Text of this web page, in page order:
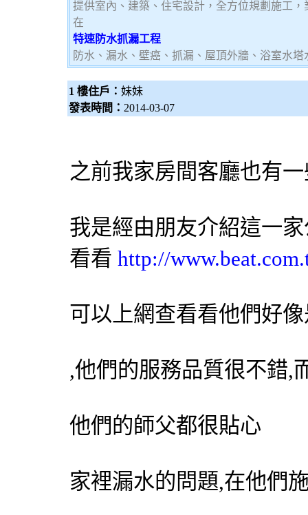
提供室內、建築、住宅設計，全方位規劃施工
在
特速防水抓漏工程
防水、漏水、壁癌、抓漏、屋頂外牆、浴室水
1 樓住戶： 妹妹
發表時間： 2014-03-07
之前我家房間客廳也有
我是經由朋友介紹這一
看看 http://
可以上網查看看他們好
,他們的服務品質很不錯,
他們的師父都很貼心
家裡漏水的問題,在他們